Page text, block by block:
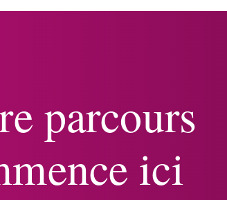
parcours
ici